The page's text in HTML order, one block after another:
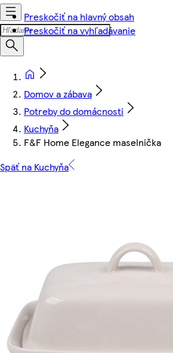
Preskočiť na hlavný obsah
Preskočiť na vyhľadávanie
Domov a zábava
Potreby do domácnosti
Kuchyňa
F&F Home Elegance maselnička
Späť na Kuchyňa